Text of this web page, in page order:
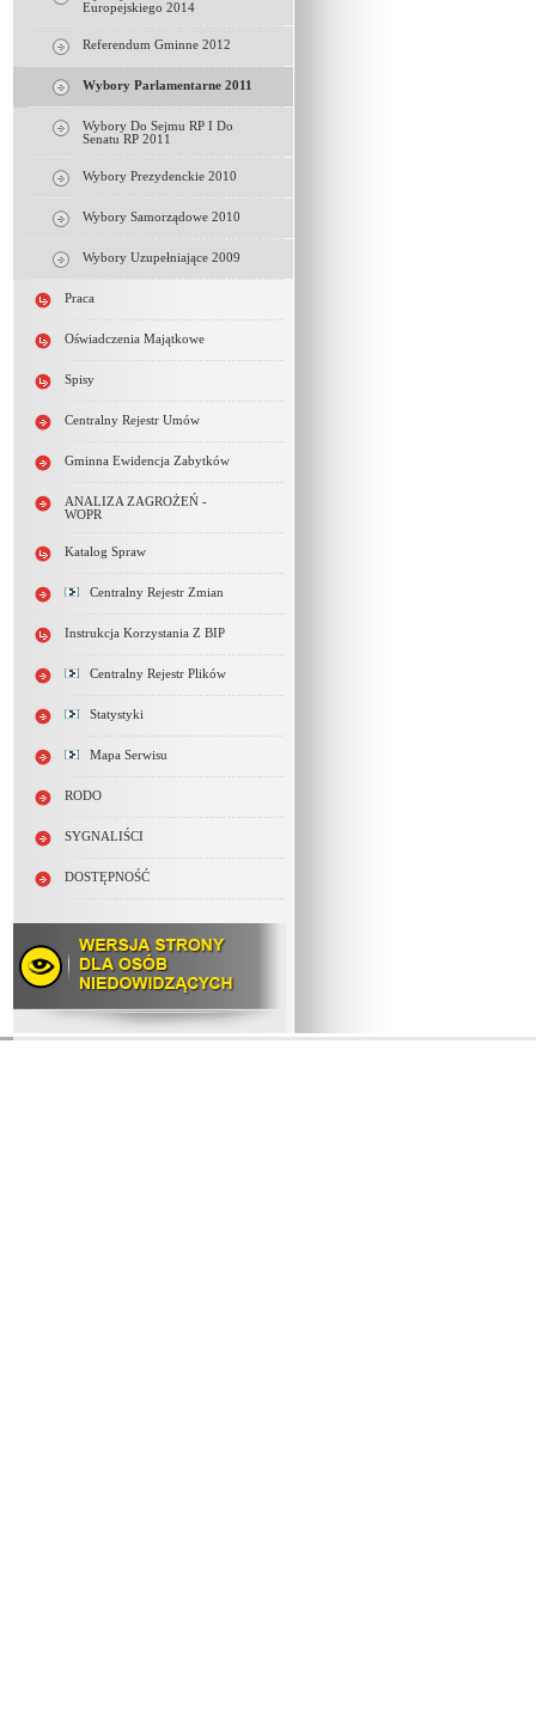
Europejskiego 2014
Referendum Gminne 2012
Wybory Parlamentarne 2011
Wybory Do Sejmu RP I Do
Senatu RP 2011
Wybory Prezydenckie 2010
Wybory Samorządowe 2010
Wybory Uzupełniające 2009
Praca
Oświadczenia Majątkowe
Spisy
Centralny Rejestr Umów
Gminna Ewidencja Zabytków
ANALIZA ZAGROŻEŃ -
WOPR
Katalog Spraw
Centralny Rejestr Zmian
Instrukcja Korzystania Z BIP
Centralny Rejestr Plików
Statystyki
Mapa Serwisu
RODO
SYGNALIŚCI
DOSTĘPNOŚĆ